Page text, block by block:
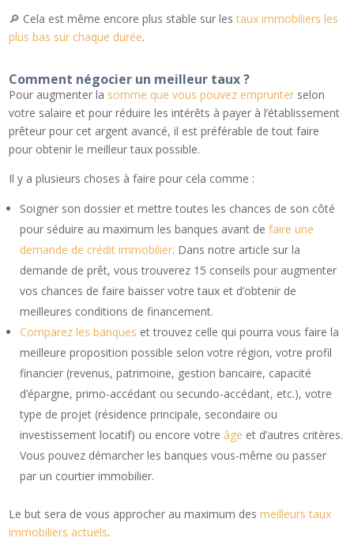
🔎 Cela est même encore plus stable sur lestaux immobiliers les
plus bas sur chaque durée.
Comment négocier un meilleur taux ?
Pour augmenter la somme que vous pouvez emprunter selon
votre salaire et pour réduire les intérêts à payer à l’établissement
prêteur pour cet argent avancé, il est préférable de tout faire
pour obtenir le meilleur taux possible.
Il y a plusieurs choses à faire pour cela comme :
Soigner son dossier et mettre toutes les chances de son côté
pour séduire au maximum les banques avant defaire une
demande de crédit immobilier. Dans notre article sur la
demande de prêt, vous trouverez 15 conseils pour augmenter
vos chances de faire baisser votre taux et d’obtenir de
meilleures conditions de financement.
Comparez les banques et trouvez celle qui pourra vous faire la
meilleure proposition possible selon votre région, votre profil
financier (revenus, patrimoine, gestion bancaire, capacité
d’épargne, primo-accédant ou secundo-accédant, etc.), votre
type de projet (résidence principale, secondaire ou
investissement locatif) ou encore votre âge et d’autres critères.
Vous pouvez démarcher les banques vous-même ou passer
par un courtier immobilier.
Le but sera de vous approcher au maximum desmeilleurs taux
immobiliers actuels.